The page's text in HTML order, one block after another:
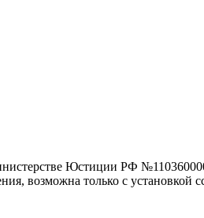
Юстиции РФ
возможна только с установкой